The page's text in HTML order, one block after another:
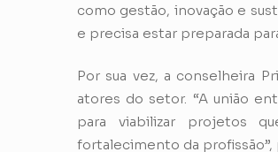
como gestão, inovação e
e precisa estar preparada
Por sua vez, a conselheira
atores do setor. “A união
para viabilizar projetos
fortalecimento da profissão”,